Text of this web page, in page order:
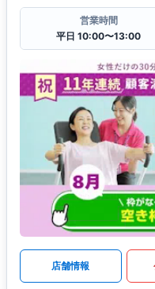
営業時間
平日 10:00〜13:00
店舗情報